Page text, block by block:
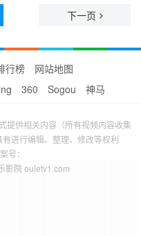
Ezra Bynum Jeffrey Johnson
下一页
行榜
网站地图
360 Sogou 神马
提供相关内容（所有视频内容收集
进行编辑、整理、修改等权利
号：
影院 ouletv1.com